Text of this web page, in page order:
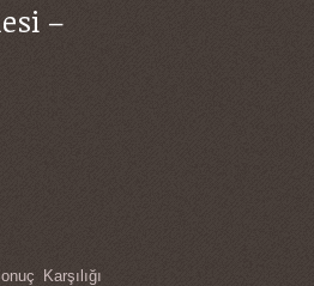
–
Karşılığı